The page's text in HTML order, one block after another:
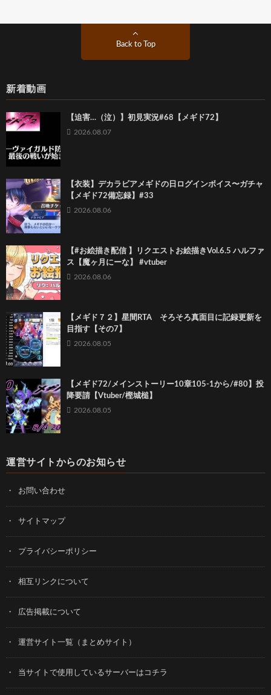
Back to Top
新着動画
【迫害…（泣）】初見実況#68【メギド72】
2026.08.07
【衣装】デカラビアメギドの日ログインボイス〜ガチャ
【メギド72備忘録】#33
2026.08.06
【#お絵描き配信 】リクエストお絵描きVol.6.5 ハルファ
ス【魔ヶ月にーな】 #vtuber
2026.08.06
【メギド７２】星間RTA そろそろ真面目に記録更新を
目指す【その7】
2026.08.05
【メギド72/メインストーリー10章105-1から/#80】投
降要請【Vtuber/樫城槌】
2026.08.05
運営サイトからのお知らせ
お問い合わせ
サイトマップ
プライバシーポリシー
相互リンクについて
広告掲載について
運営サイト一覧（まとめサイト）
当サイトで使用しているサーバーはコチラ